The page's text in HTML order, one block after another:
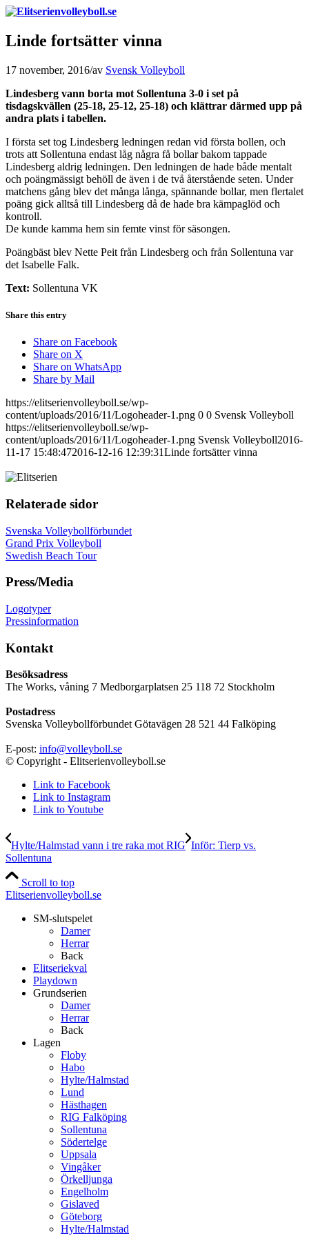
Linde fortsätter vinna
17 november, 2016/av Svensk Volleyboll
Lindesberg vann borta mot Sollentuna 3-0 i set på
tisdagskvällen (25-18, 25-12, 25-18) och klättrar därmed upp på
andra plats i tabellen.
I första set tog Lindesberg ledningen redan vid första bollen, och
trots att Sollentuna endast låg några få bollar bakom tappade
Lindesberg aldrig ledningen. Den ledningen de hade både mentalt
och poängmässigt behöll de även i de två återstående seten. Under
matchens gång blev det många långa, spännande bollar, men flertalet
poäng gick alltså till Lindesberg då de hade bra kämpaglöd och
kontroll.
De kunde kamma hem sin femte vinst för säsongen.
Poängbäst blev Nette Peit från Lindesberg och från Sollentuna var
det Isabelle Falk.
Text: Sollentuna VK
Share this entry
Share on Facebook
Share on X
Share on WhatsApp
Share by Mail
https://elitserienvolleyboll.se/wp-
content/uploads/2016/11/Logoheader-1.png 0 0 Svensk Volleyboll
https://elitserienvolleyboll.se/wp-
content/uploads/2016/11/Logoheader-1.png Svensk Volleyboll2016-
11-17 15:48:472016-12-16 12:39:31Linde fortsätter vinna
Relaterade sidor
Svenska Volleybollförbundet
Grand Prix Volleyboll
Swedish Beach Tour
Press/Media
Logotyper
Pressinformation
Kontakt
Besöksadress
The Works, våning 7 Medborgarplatsen 25 118 72 Stockholm
Postadress
Svenska Volleybollförbundet Götavägen 28 521 44 Falköping
E-post: info@volleyboll.se
© Copyright - Elitserienvolleyboll.se
Link to Facebook
Link to Instagram
Link to Youtube
Hylte/Halmstad vann i tre raka mot RIG Inför: Tierp vs.
Sollentuna
Scroll to top
Elitserienvolleyboll.se
SM-slutspelet
Damer
Herrar
Back
Elitseriekval
Playdown
Grundserien
Damer
Herrar
Back
Lagen
Floby
Habo
Hylte/Halmstad
Lund
Hästhagen
RIG Falköping
Sollentuna
Södertelge
Uppsala
Vingåker
Örkelljunga
Engelholm
Gislaved
Göteborg
Hylte/Halmstad